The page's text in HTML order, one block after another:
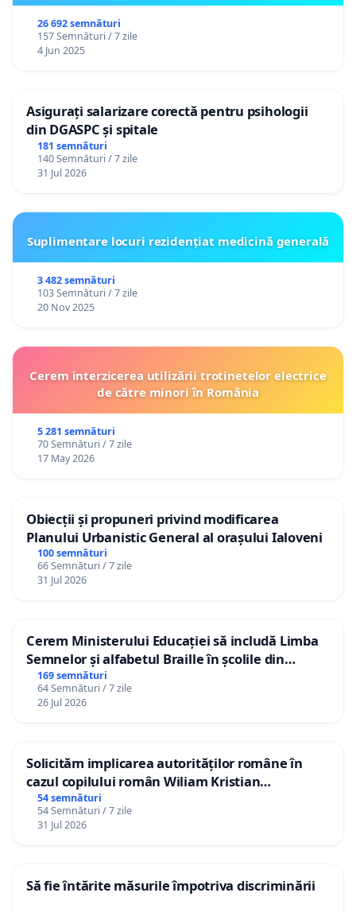
26 692 semnături
157 Semnături / 7 zile
4 Jun 2025
Asigurați salarizare corectă pentru psihologii
din DGASPC și spitale
181 semnături
140 Semnături / 7 zile
31 Jul 2026
Suplimentare locuri rezidențiat medicină generală
3 482 semnături
103 Semnături / 7 zile
20 Nov 2025
Cerem interzicerea utilizării trotinetelor electrice
de către minori în România
5 281 semnături
70 Semnături / 7 zile
17 May 2026
Obiecții și propuneri privind modificarea
Planului Urbanistic General al orașului Ialoveni
100 semnături
66 Semnături / 7 zile
31 Jul 2026
Cerem Ministerului Educației să includă Limba
Semnelor și alfabetul Braille în școlile din
Republica Moldova!
169 semnături
64 Semnături / 7 zile
26 Jul 2026
Solicităm implicarea autorităților române în
cazul copilului român Wiliam Kristian
Gheorghe, aflat în plasament în Danemarca de
12 ani
54 semnături
54 Semnături / 7 zile
31 Jul 2026
Să fie întărite măsurile împotriva discriminării